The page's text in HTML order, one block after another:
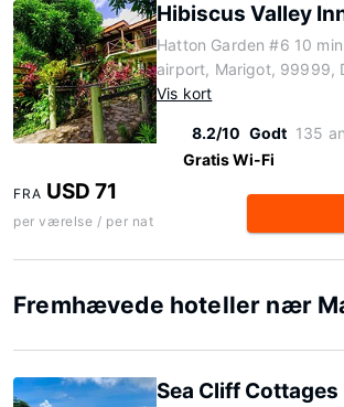
Hibiscus Valley
Hatton Garden #6 10
airport, Marigot, 99999,
Vis kort
8.2/10 Godt 135
Gratis Wi-Fi
FRA USD 71
per værelse / per nat
Fremhævede hoteller nær
Sea Cliff Cottages